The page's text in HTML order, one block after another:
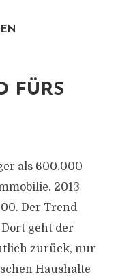
FÜRS
als 600.000
2013
Der Trend
geht der
zurück, nur
Haushalte